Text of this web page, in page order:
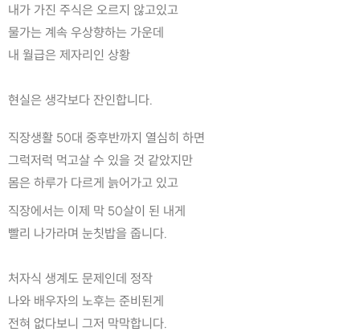
내가 가진 주식은 오르지 않고있고
물가는 계속 우상향하는 가운데
내 월급은 제자리인 상황
현실은 생각보다 잔인합니다.
직장생활 50대 중후반까지 열심히 하면
그럭저럭 먹고살 수 있을 것 같았지만
몸은 하루가 다르게 늙어가고 있고
직장에서는 이제 막 50살이 된 내게
빨리 나가라며 눈칫밥을 줍니다.
처자식 생계도 문제인데 정작
나와 배우자의 노후는 준비된게
전혀 없다보니 그저 막막합니다.